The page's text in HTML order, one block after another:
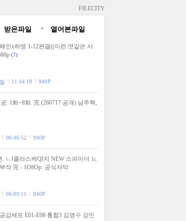
FILECITY
받은파일 열어본파일
인x하영 1-12완결((이런.엿같은.사
(7)
11:44:18 940P
. 1화~8화. 完 (260717 공개) 남주혁,
06:46:52 990P
. ㄴI콜라스케QI지 NEW 스파이더 느
작 完 - 1O8Op. 공식자막
06:09:11 840P
감세포 E01-E08 통합3 김명수 강민